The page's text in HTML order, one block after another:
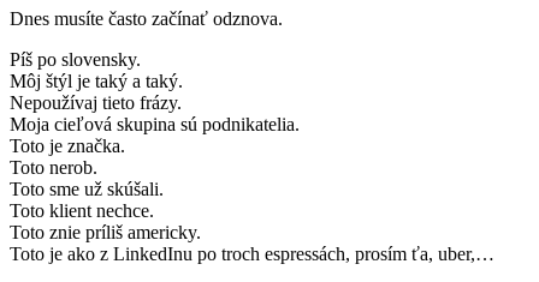
Dnes musíte často začínať odznova.
Píš po slovensky.
Môj štýl je taký a taký.
Nepoužívaj tieto frázy.
Moja cieľová skupina sú podnikatelia.
Toto je značka.
Toto nerob.
Toto sme už skúšali.
Toto klient nechce.
Toto znie príliš americky.
Toto je ako z LinkedInu po troch espressách, prosím ťa, uber,…